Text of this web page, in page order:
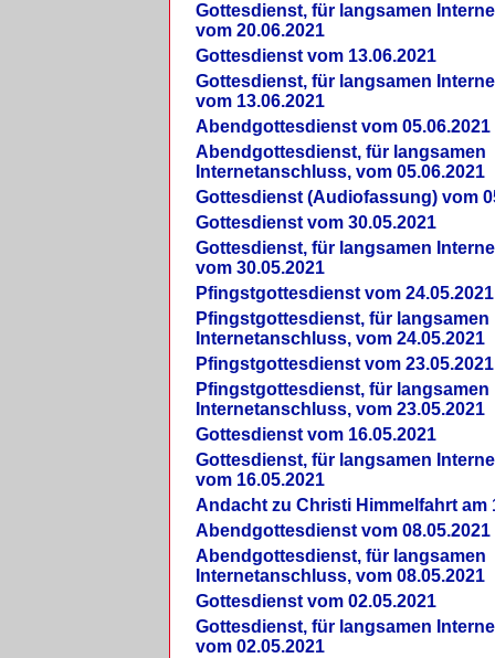
Gottesdienst, für langsamen
vom 20.06.2021
Gottesdienst vom 13.06.2021
Gottesdienst, für langsamen
vom 13.06.2021
Abendgottesdienst vom 05.06.2021
Abendgottesdienst, für langsamen
Internetanschluss, vom 05.06.2021
Gottesdienst (Audiofassung) vom
Gottesdienst vom 30.05.2021
Gottesdienst, für langsamen
vom 30.05.2021
Pfingstgottesdienst vom 24.05.2021
Pfingstgottesdienst, für langsamen
Internetanschluss, vom 24.05.2021
Pfingstgottesdienst vom 23.05.2021
Pfingstgottesdienst, für langsamen
Internetanschluss, vom 23.05.2021
Gottesdienst vom 16.05.2021
Gottesdienst, für langsamen
vom 16.05.2021
Andacht zu Christi Himmelfahrt am
Abendgottesdienst vom 08.05.2021
Abendgottesdienst, für langsamen
Internetanschluss, vom 08.05.2021
Gottesdienst vom 02.05.2021
Gottesdienst, für langsamen
vom 02.05.2021